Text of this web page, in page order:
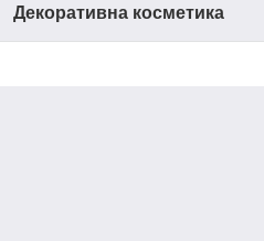
Декоративна косметика